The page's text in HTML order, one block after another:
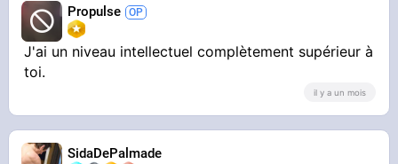
Propulse
J'ai un niveau intellectuel complètement supérieur à
toi.
il y a un mois
SidaDePalmade